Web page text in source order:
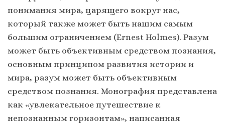
понимания мира, царящего вокруг нас,
который также может быть нашим самым
большим ограничением (Ernest Holmes). Разум
может быть объективным средством познания,
основным принципом развития истории и
мира, разум может быть объективным
средством познания. Монография представлена
как «увлекательное путешествие к
непознанным горизонтам», написанная